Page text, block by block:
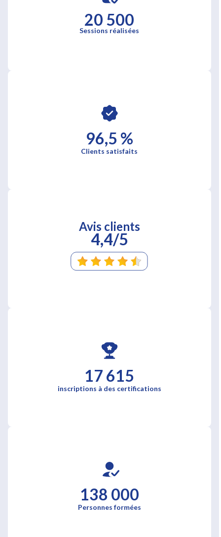
20 500
Sessions réalisées
96,5 %
Clients satisfaits
Avis clients
4,4/5
17 615
inscriptions à des certifications
138 000
Personnes formées